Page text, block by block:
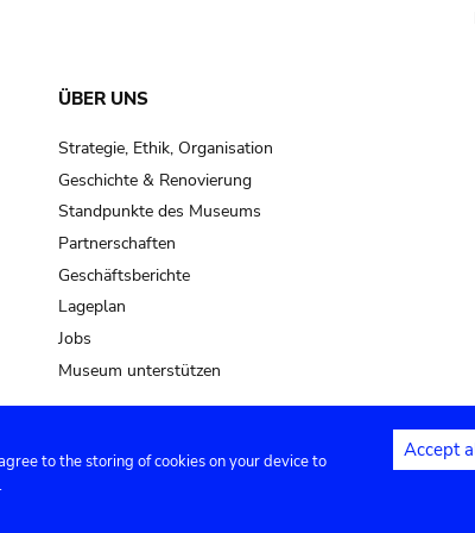
ÜBER UNS
Strategie, Ethik, Organisation
Geschichte & Renovierung
Standpunkte des Museums
Partnerschaften
Geschäftsberichte
Lageplan
Jobs
Museum unterstützen
Privacy settings
to the storing of cookies on your device to
Accept